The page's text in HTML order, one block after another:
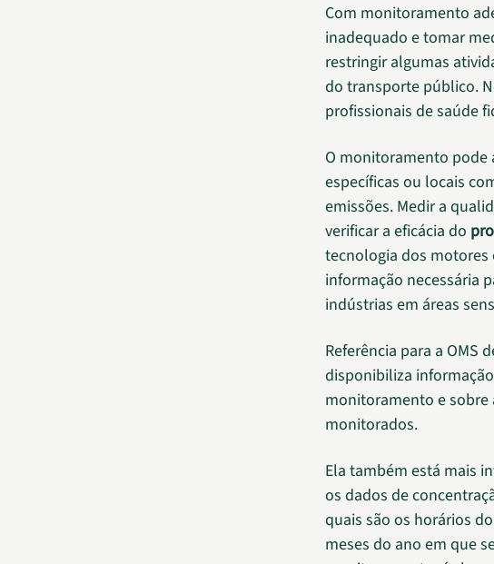
Com monitoramento
inadequado e tomar
restringir algumas
do transporte público.
profissionais de saúde
O monitoramento pode
específicas ou locais
emissões. Medir a
verificar a eficácia do
tecnologia dos motores
informação necessária
indústrias em áreas
Referência para a OMS
disponibiliza
monitoramento e sobre
monitorados.
Ela também está mais
os dados de
quais são os horários
meses do ano em que